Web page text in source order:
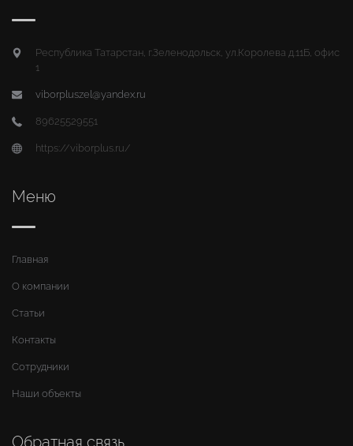
Республика Татарстан, г.Зеленодольск, ул.Королева д.11Б, офис
1
viborpluszel@yandex.ru
89625529551
https://viborplus.ru/
Меню
Главная
О компании
Статьи
Контакты
Сотрудники
Наши объекты
Обратная связь